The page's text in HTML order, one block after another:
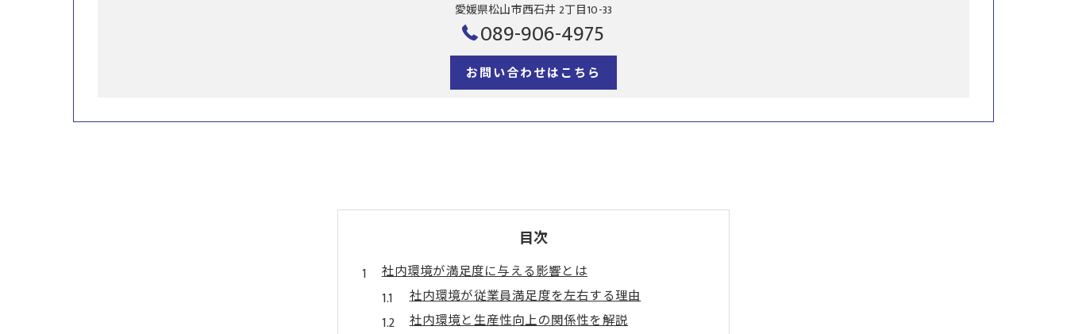
愛媛県松山市西石井 2丁目10-33
089-906-4975
お問い合わせはこちら
目次
社内環境が満足度に与える影響とは
社内環境が従業員満足度を左右する理由
社内環境と生産性向上の関係性を解説